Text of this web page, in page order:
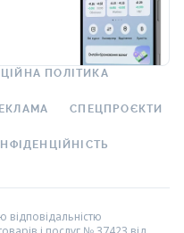
ПОЛІТИКА
СПЕЦПРОЄКТИ